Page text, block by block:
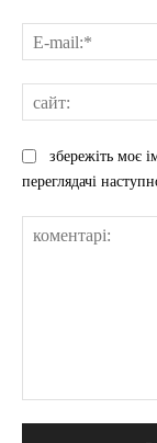
збережіть моє
переглядачі